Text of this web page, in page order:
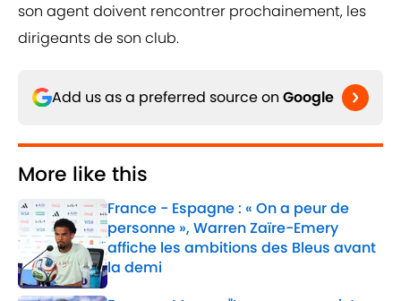
son agent doivent rencontrer prochainement, les
dirigeants de son club.
Add us as a preferred source on Google
More like this
France - Espagne : « On a peur de
personne », Warren Zaïre-Emery
affiche les ambitions des Bleus avant
la demi
Published by on Invalid Date